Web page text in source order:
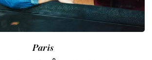
Paris